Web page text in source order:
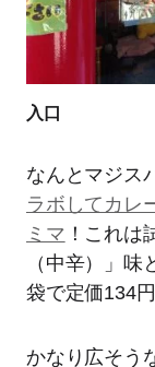
入口
なんとマジス
ラボしてカレ
ミマ ！これは
（中辛）」
袋で定価134円
かなり広そう